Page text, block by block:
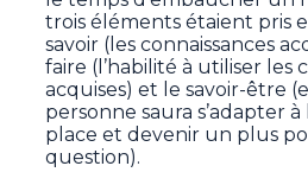
trois éléments étaient pris
savoir (les connaissances
faire (l’habilité à utiliser les
acquises) et le savoir-être
personne saura s’adapter
place et devenir un plus
question).